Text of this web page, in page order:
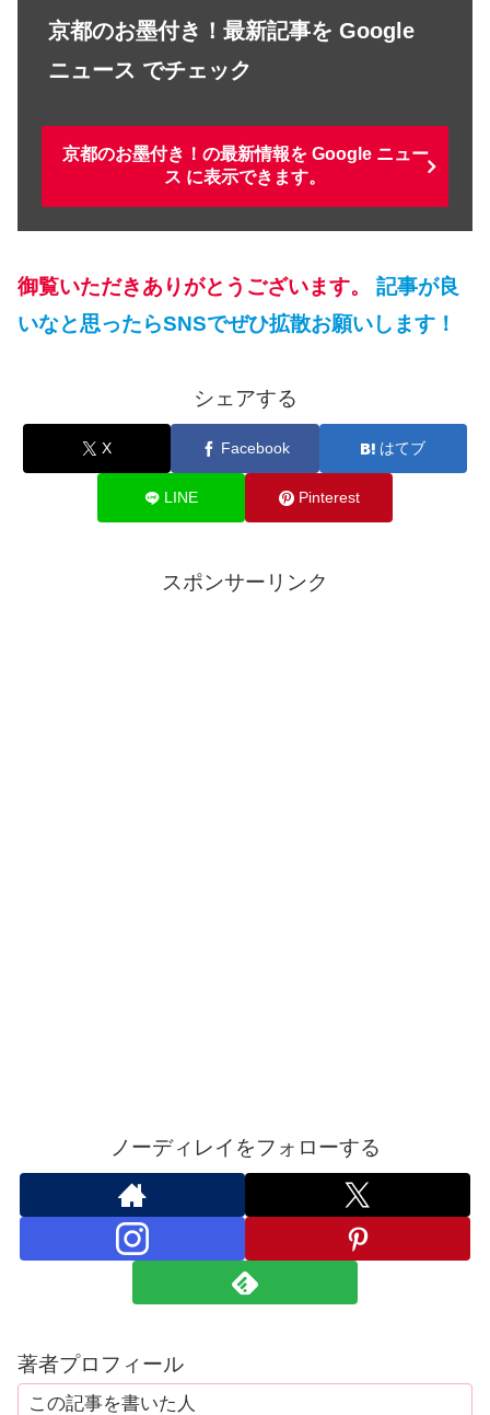
京都のお墨付き！最新記事を Google
ニュース でチェック
京都のお墨付き！の最新情報を Google ニュー
ス に表示できます。
御覧いただきありがとうございます。
記事が良
いなと思ったらSNSでぜひ拡散お願いします！
シェアする
X Facebook はてブ
LINE Pinterest
スポンサーリンク
ノーディレイをフォローする
著者プロフィール
この記事を書いた人